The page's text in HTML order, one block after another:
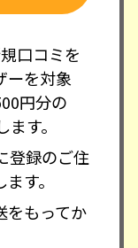
口コミを
ーを対象
円分の
す。
登録のご住
す。
をもってか